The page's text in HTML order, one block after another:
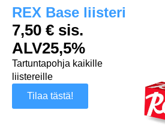
REX Base liisteri
7,50 € sis.
ALV25,5%
Tartuntapohja kaikille
liistereille
Tilaa tästä!